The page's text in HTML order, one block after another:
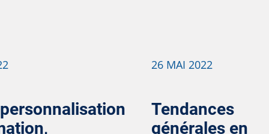
26 MAI 2022
Tendances
générales en